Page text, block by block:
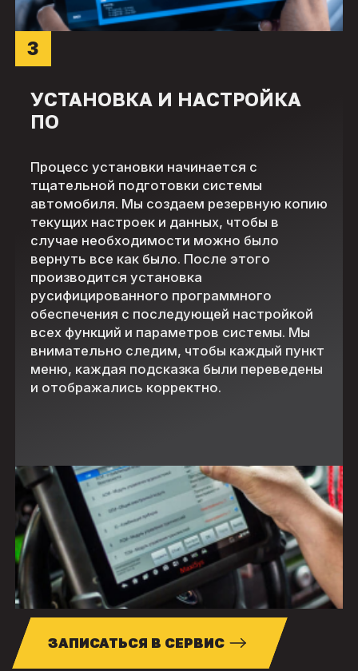
УСТАНОВКА И НАСТРОЙКА
ПО
Процесс установки начинается с
тщательной подготовки системы
автомобиля. Мы создаем резервную копию
текущих настроек и данных, чтобы в
случае необходимости можно было
вернуть все как было. После этого
производится установка
русифицированного программного
обеспечения с последующей настройкой
всех функций и параметров системы. Мы
внимательно следим, чтобы каждый пункт
меню, каждая подсказка были переведены
и отображались корректно.
3
ЗАПИСАТЬСЯ В СЕРВИС